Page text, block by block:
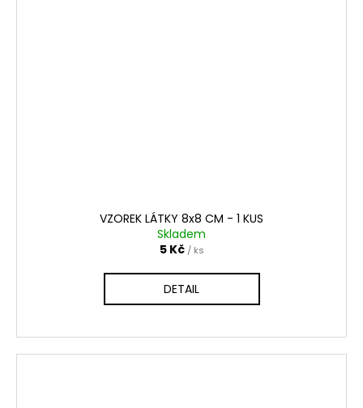
VZOREK LÁTKY 8x8 CM - 1 KUS
Skladem
5 Kč / ks
DETAIL